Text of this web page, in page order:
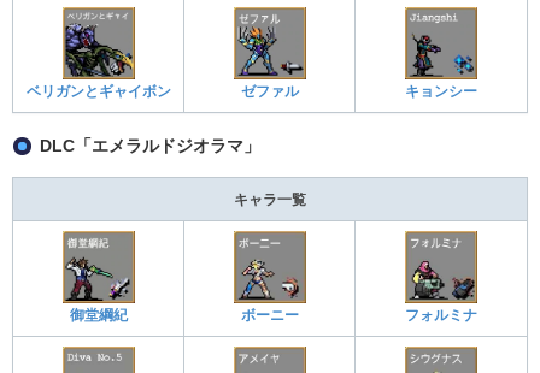
ベリガンとギャイボン ゼファル キョンシー
DLC「エメラルドジオラマ」
キャラ一覧
御堂綱紀 ボーニー フォルミナ